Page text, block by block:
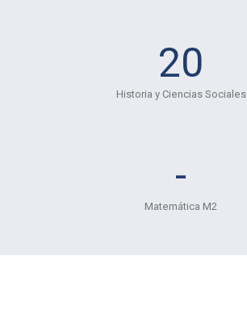
20
Historia y Ciencias Sociales
-
Matemática M2